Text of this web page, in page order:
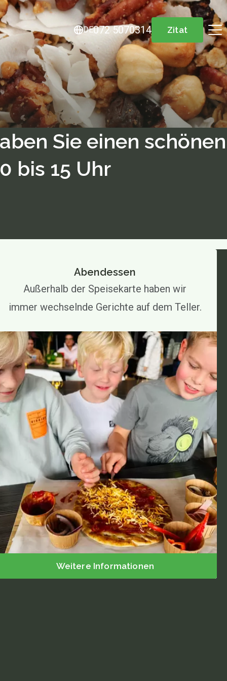
DE072 5070314 Zitat
Über uns
Speisekarte
Speisekarte
Mittagessen
Sprudeln
Abendessen
Kindermenü
High Tea / High Wine
Partys
Getränke für die Gruppe
Familientreffen
Mutterschaftsfeier
Geburtstag
Hochzeit
Sie einen schönen
bis 15 Uhr
Abendessen
Außerhalb der Speisekarte haben wir
immer wechselnde Gerichte auf dem Teller.
Weitere Informationen